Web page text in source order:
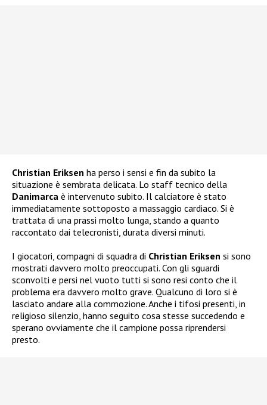
Christian Eriksen ha perso i sensi e fin da subito la
situazione è sembrata delicata. Lo staff tecnico della
Danimarca è intervenuto subito. Il calciatore è stato
immediatamente sottoposto a massaggio cardiaco. Si è
trattata di una prassi molto lunga, stando a quanto
raccontato dai telecronisti, durata diversi minuti.
I giocatori, compagni di squadra di Christian Eriksen si sono
mostrati davvero molto preoccupati. Con gli sguardi
sconvolti e persi nel vuoto tutti si sono resi conto che il
problema era davvero molto grave. Qualcuno di loro si è
lasciato andare alla commozione. Anche i tifosi presenti, in
religioso silenzio, hanno seguito cosa stesse succedendo e
sperano ovviamente che il campione possa riprendersi
presto.